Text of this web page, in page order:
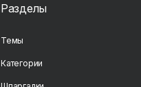
Разделы
Темы
Категории